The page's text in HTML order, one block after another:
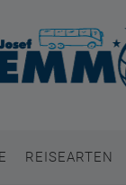
REISEARTEN